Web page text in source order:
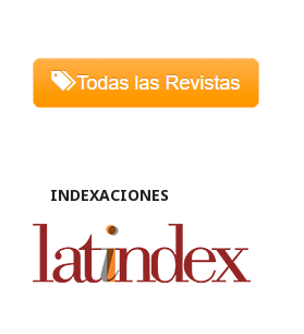
INDEXACIONES